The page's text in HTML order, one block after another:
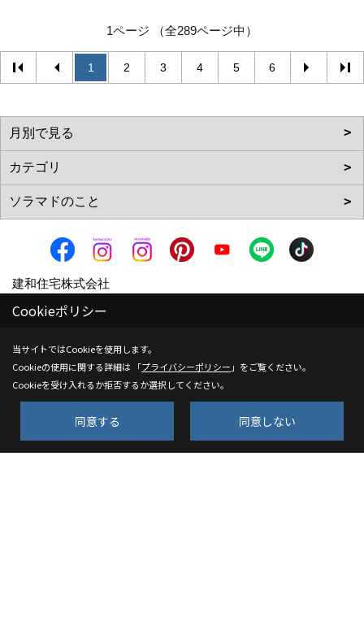
1ページ （全289ページ中）
1 2 3 4 5 6
建和住宅株式会社
〒751-0851
TEL： 0120-939-235/083-253-2323
FAX：083-253-2555
＜営業時間＞10:00～18:00
＜定休日＞水曜日
Cookieポリシー
当サイトではCookieを使用します。
Cookieの使用に関する詳細は 「プライバシーポリシー 」をご覧ください。
Cookieを受け入れるか拒否するか選択してください。
同意する 同意しない